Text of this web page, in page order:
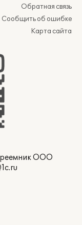
Обратная связь
Сообщить об ошибке
Карта сайта
ООО